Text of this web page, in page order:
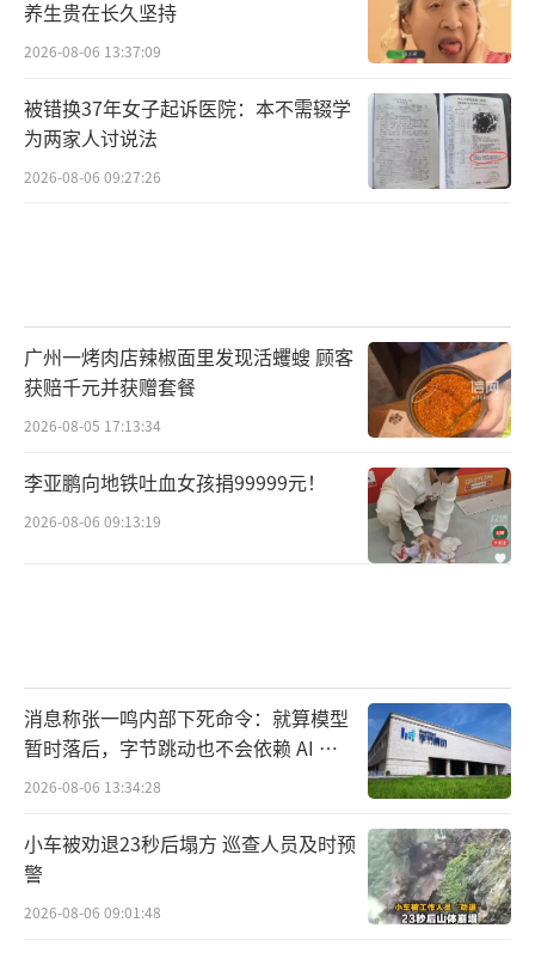
养生贵在长久坚持
2026-08-06 13:37:09
被错换37年女子起诉医院：本不需辍学
为两家人讨说法
2026-08-06 09:27:26
广州一烤肉店辣椒面里发现活蠼螋 顾客
获赔千元并获赠套餐
2026-08-05 17:13:34
李亚鹏向地铁吐血女孩捐99999元！
2026-08-06 09:13:19
消息称张一鸣内部下死命令：就算模型
暂时落后，字节跳动也不会依赖 AI 蒸
馏技术
2026-08-06 13:34:28
小车被劝退23秒后塌方 巡查人员及时预
警
2026-08-06 09:01:48